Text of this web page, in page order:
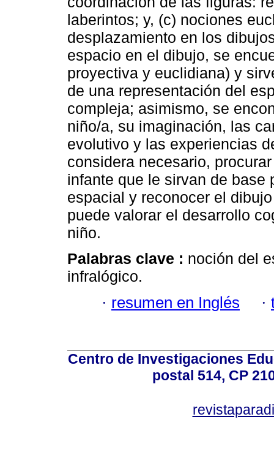
laberintos; y, (c) nociones
desplazamiento en los
espacio en el dibujo, se
proyectiva y euclidiana) y
de una representación del
compleja; asimismo, se
niño/a, su imaginación, las
evolutivo y las experiencias
considera necesario,
infante que le sirvan de base
espacial y reconocer el
puede valorar el desarrollo
niño.
Palabras clave : noción del
infralógico.
· resumen en Inglés ·
Centro de Investigaciones
postal 514, CP